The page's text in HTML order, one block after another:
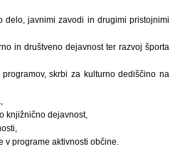
delo, javnimi zavodi in drugimi pristojnimi
in društveno dejavnost ter razvoj športa
skrbi za kulturno dediščino na
knjižnično dejavnost,
programe aktivnosti občine.